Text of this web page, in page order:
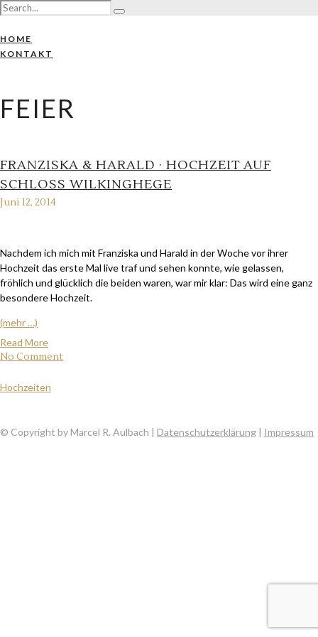
HOME
KONTAKT
FEIER
FRANZISKA & HARALD · HOCHZEIT AUF
SCHLOSS WILKINGHEGE
Juni 12, 2014
Nachdem ich mich mit Franziska und Harald in der Woche vor ihrer
Hochzeit das erste Mal live traf und sehen konnte, wie gelassen,
fröhlich und glücklich die beiden waren, war mir klar: Das wird eine ganz
besondere Hochzeit.
(mehr …)
Read More
No Comment
Hochzeiten
© Copyright by Marcel R. Aulbach | Datenschutzerklärung | Impressum